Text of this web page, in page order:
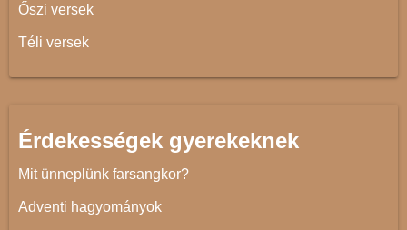
Őszi versek
Téli versek
Érdekességek gyerekeknek
Mit ünneplünk farsangkor?
Adventi hagyományok